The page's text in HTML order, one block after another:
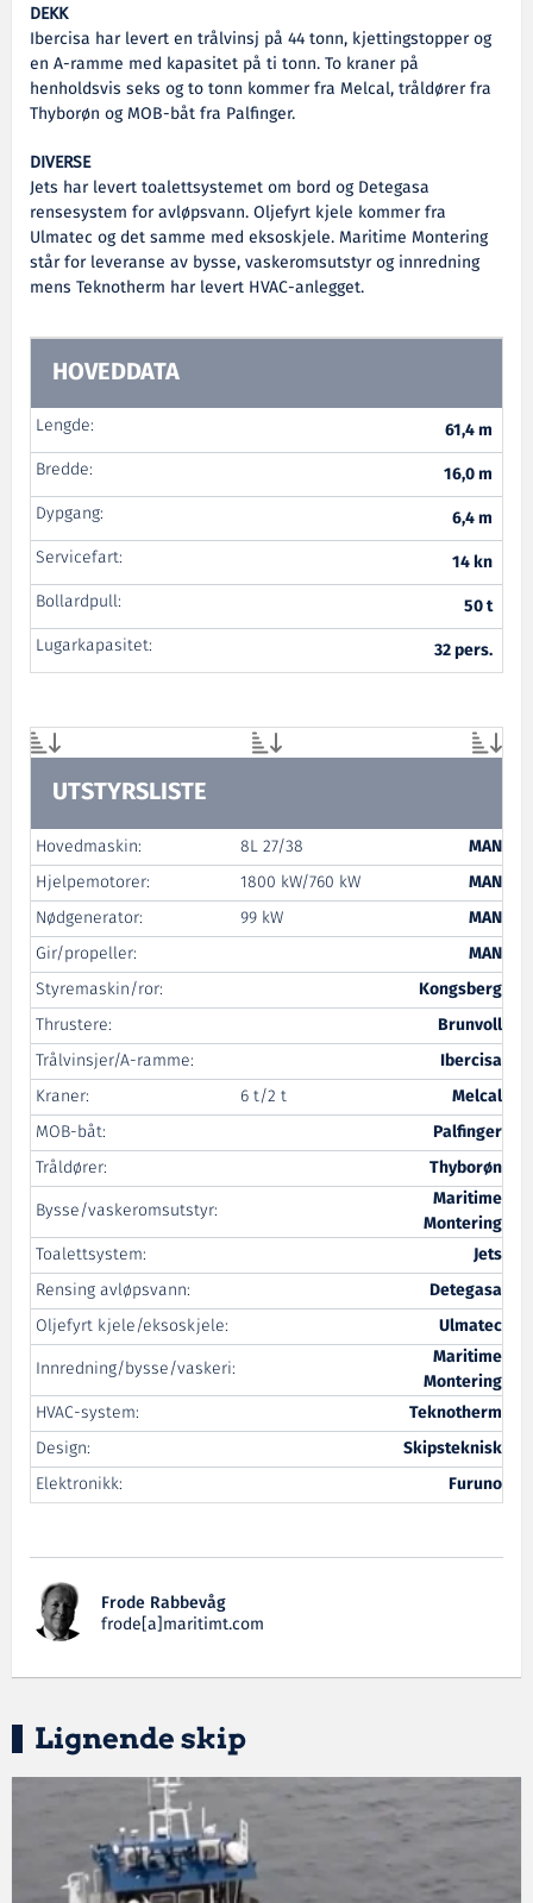
DEKK
Ibercisa har levert en trålvinsj på 44 tonn, kjettingstopper og
en A-ramme med kapasitet på ti tonn. To kraner på
henholdsvis seks og to tonn kommer fra Melcal, tråldører fra
Thyborøn og MOB-båt fra Palfinger.
DIVERSE
Jets har levert toalettsystemet om bord og Detegasa
rensesystem for avløpsvann. Oljefyrt kjele kommer fra
Ulmatec og det samme med eksoskjele. Maritime Montering
står for leveranse av bysse, vaskeromsutstyr og innredning
mens Teknotherm har levert HVAC-anlegget.
HOVEDDATA
Lengde:
61,4 m
Bredde:
16,0 m
Dypgang:
6,4 m
Servicefart:
14 kn
Bollardpull:
50 t
Lugarkapasitet:
32 pers.
UTSTYRSLISTE
Hovedmaskin: 8L 27/38
MAN
Hjelpemotorer:
1800 kW/760 kW
MAN
Nødgenerator:
99 kW
MAN
Gir/propeller:
MAN
Styremaskin/ror:
Kongsberg
Thrustere:
Brunvoll
Trålvinsjer/A-ramme:
Ibercisa
Kraner:
6 t/2 t
Melcal
MOB-båt:
Palfinger
Tråldører:
Thyborøn
Bysse/vaskeromsutstyr:
Maritime
Montering
Toalettsystem:
Jets
Rensing avløpsvann:
Detegasa
Oljefyrt kjele/eksoskjele:
Ulmatec
Innredning/bysse/vaskeri:
Maritime
Montering
HVAC-system:
Teknotherm
Design:
Skipsteknisk
Elektronikk:
Furuno
Frode Rabbevåg
frode[a]maritimt.com
Lignende skip